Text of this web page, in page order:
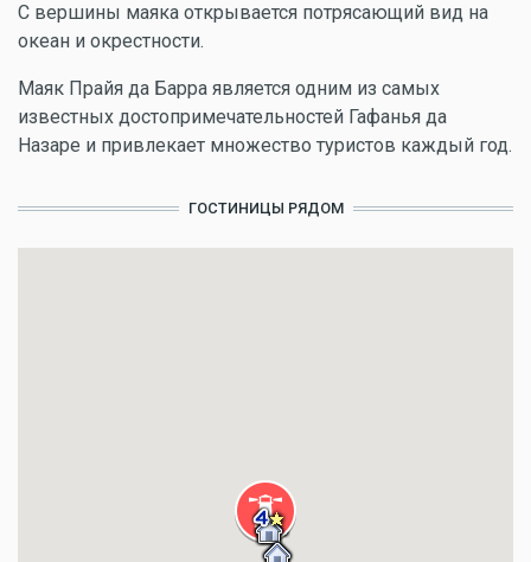
С вершины маяка открывается потрясающий вид на
океан и окрестности.
Маяк Прайя да Барра является одним из самых
известных достопримечательностей Гафанья да
Назаре и привлекает множество туристов каждый год.
ГОСТИНИЦЫ РЯДОМ